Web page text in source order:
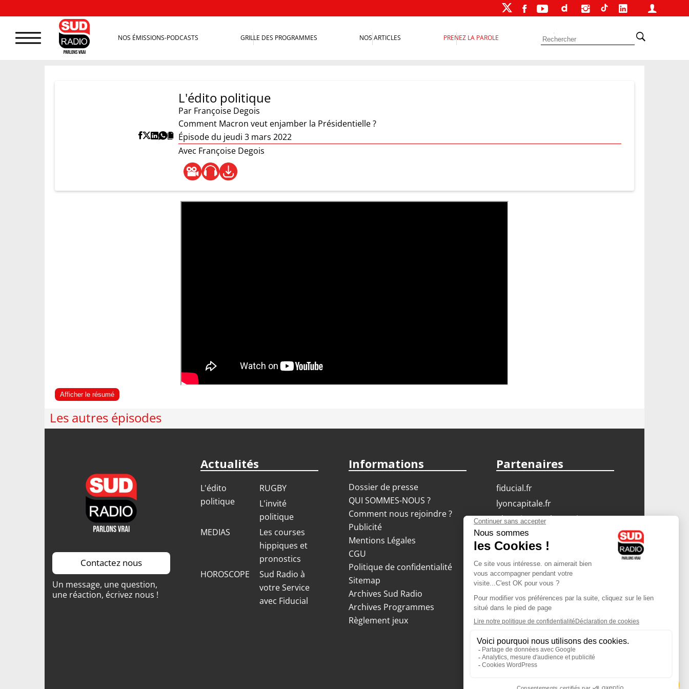
NOS ÉMISSIONS-PODCASTS GRILLE DES PROGRAMMES NOS ARTICLES PRENEZ LA PAROLE
L'édito politique
Par Françoise Degois
Comment Macron veut enjamber la Présidentielle ?
Épisode du jeudi 3 mars 2022
Avec Françoise Degois
Afficher le résumé
Les autres épisodes
Contactez nous
Un message, une question,
une réaction, écrivez nous !
Actualités
L'édito
politique
RUGBY
L'invité
politique
MEDIAS
Les courses
hippiques et
pronostics
HOROSCOPE
Sud Radio à
votre Service
avec Fiducial
Informations
Dossier de presse
QUI SOMMES-NOUS ?
Comment nous rejoindre ?
Publicité
Mentions Légales
CGU
Politique de confidentialité
Sitemap
Archives Sud Radio
Archives Programmes
Règlement jeux
Partenaires
fiducial.fr
lyoncapitale.fr
olympique-et-lyonnais.com
L'application Iphone
/ Android
Téléchargez l'application
Les cookies
Gestion des cookies